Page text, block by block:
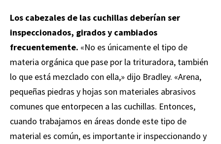
Los cabezales de las cuchillas deberían ser
inspeccionados, girados y cambiados
frecuentemente. «No es únicamente el tipo de
materia orgánica que pase por la trituradora, también
lo que está mezclado con ella,» dijo Bradley. «Arena,
pequeñas piedras y hojas son materiales abrasivos
comunes que entorpecen a las cuchillas. Entonces,
cuando trabajamos en áreas donde este tipo de
material es común, es importante ir inspeccionando y